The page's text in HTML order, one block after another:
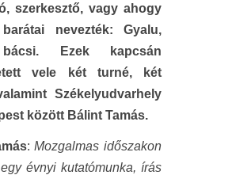
szerkesztő, vagy ahogy
nevezték: Gyalu,
Ezek kapcsán
vele két turné, két
Székelyudvarhely
között Bálint Tamás.
:Mozgalmas időszakon
évnyi kutatómunka, írás